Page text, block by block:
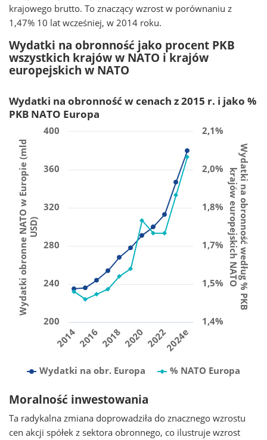
krajowego brutto. To znaczący wzrost w porównaniu z
1,47% 10 lat wcześniej, w 2014 roku.
Wydatki na obronność jako procent PKB
wszystkich krajów w NATO i krajów
europejskich w NATO
Wydatki na obronność w cenach z 2015 r. i jako %
PKB NATO Europa
Wydatki obronne NATO w Europie (mldUSD) Wydatki na obronność według % PKB
krajów europejskich NATO
Wydatki na obr. Europa % NATO Europa
2014 2016 2018 2020 20222024e
240
360
200
280
320
400
1,8%
1,4%
1,5%
1,7%
2,0%
2,1%
Moralność inwestowania
Ta radykalna zmiana doprowadziła do znacznego wzrostu
cen akcji spółek z sektora obronnego, co ilustruje wzrost